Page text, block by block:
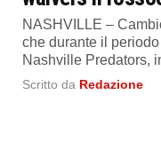
NASHVILLE –
che durante il
Nashville Predators,
Scritto da Redazione